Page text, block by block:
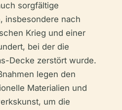
sorgfältige
insbesondere nach
Krieg und einer
bei der die
Decke zerstört wurde.
legen den
Materialien und
um die